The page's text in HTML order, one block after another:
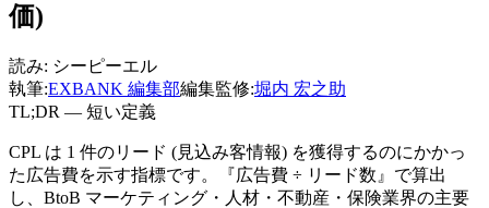
価)
読み: シーピーエル
執筆:EXBANK 編集部編集監修:堀内 宏之助
TL;DR — 短い定義
CPL は 1 件のリード (見込み客情報) を獲得するのにかかっ
た広告費を示す指標です。『広告費 ÷ リード数』で算出
し、BtoB マーケティング・人材・不動産・保険業界の主要